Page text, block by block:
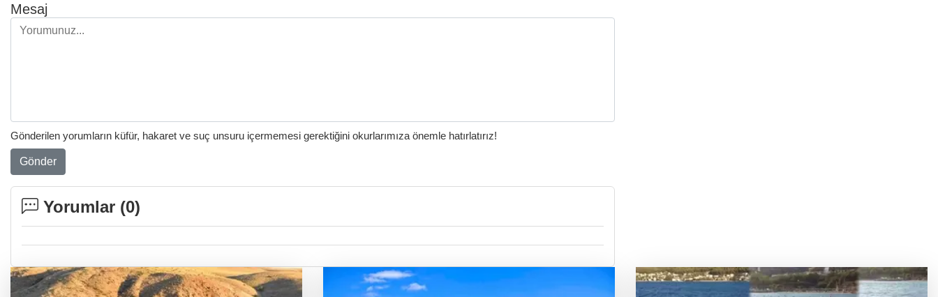
Mesaj
Gönderilen yorumların küfür, hakaret ve suç unsuru içermemesi gerektiğini okurlarımıza önemle hatırlatırız!
Gönder
Yorumlar (0)